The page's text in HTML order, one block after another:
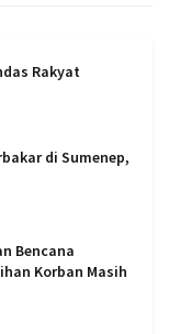
Rakyat
di Sumenep,
Bencana
Korban Masih